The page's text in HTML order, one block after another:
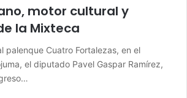
motor cultural y
la Mixteca
palenque Cuatro Fortalezas, en el
el diputado Pavel Gaspar Ramírez,